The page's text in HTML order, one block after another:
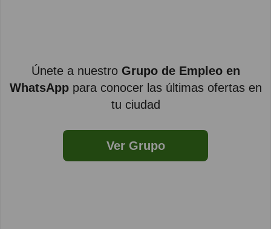
Únete a nuestro Grupo de Empleo en
WhatsApppara conocer las últimas ofertas en
tu ciudad
Ver Grupo